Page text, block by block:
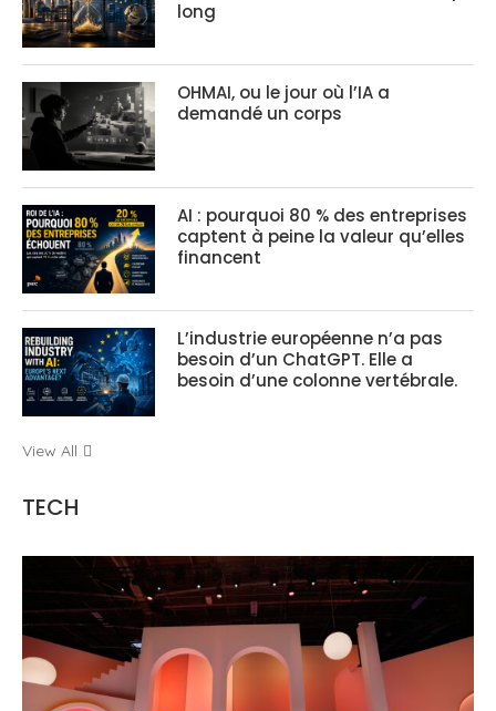
long
OHMAI, ou le jour où l’IA a
demandé un corps
AI : pourquoi 80 % des entreprises
captent à peine la valeur qu’elles
financent
L’industrie européenne n’a pas
besoin d’un ChatGPT. Elle a
besoin d’une colonne vertébrale.
View All
TECH